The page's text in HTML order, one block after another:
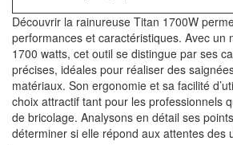
Découvrir la rainureuse Titan 1700W
performances et caractéristiques. Avec un
1700 watts, cet outil se distingue par ses
précises, idéales pour réaliser des
matériaux. Son ergonomie et sa facilité
choix attractif tant pour les professionnels
de bricolage. Analysons en détail ses
déterminer si elle répond aux attentes des